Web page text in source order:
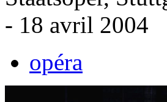
- 18 avril 2004
opéra